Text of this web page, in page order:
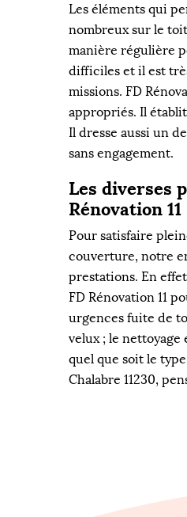
Les éléments qui
nombreux sur le
manière régulière
difficiles et il est
missions. FD
appropriés. Il
Il dresse aussi un
sans engagement.
Les diverses
Rénovation 11
Pour satisfaire
couverture, notre
prestations. En
FD Rénovation 11
urgences fuite de
velux ; le nettoyage
quel que soit le
Chalabre 11230,